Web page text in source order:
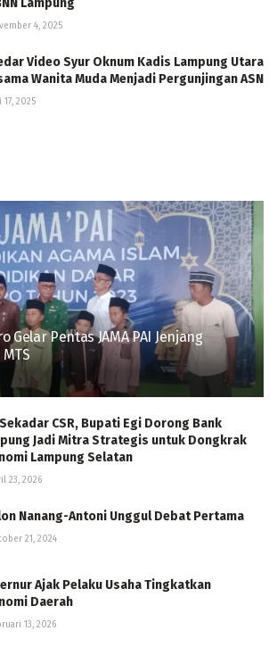
4, 2025
Video Syur Oknum Kadis Lampung Utara
Wanita Muda Menjadi Pergunjingan ASN
17, 2025
Gelar Pentas JAMA PAI Jenjang
CSR, Bupati Egi Dorong Bank
Jadi Mitra Strategis untuk Dongkrak
Lampung Selatan
23, 2026
Nanang-Antoni Unggul Debat Pertama
21, 2024
Ajak Pelaku Usaha Tingkatkan
Daerah
13, 2026